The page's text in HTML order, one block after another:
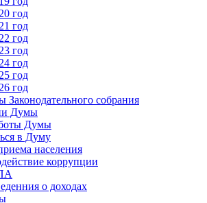
год
год
год
год
год
год
год
Законодательного собрания
Думы
Думы
в Думу
населения
коррупции
о доходах